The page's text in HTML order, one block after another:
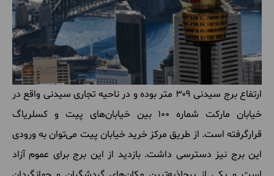
ارتفاع برج سیدنی ۳۰۹ متر بوده و در ناحیه تجاری سیدنی واقع در
خیابان مارکت شماره ۱۰۰ بین خیابانهای پیت و کسلریاگ
قرارگرفته است. از طریق مرکز خریدخیابان پیت میتوان به ورودی
این برج نیز دسترسی داشت.بازدید از این برج برای عموم آزاد